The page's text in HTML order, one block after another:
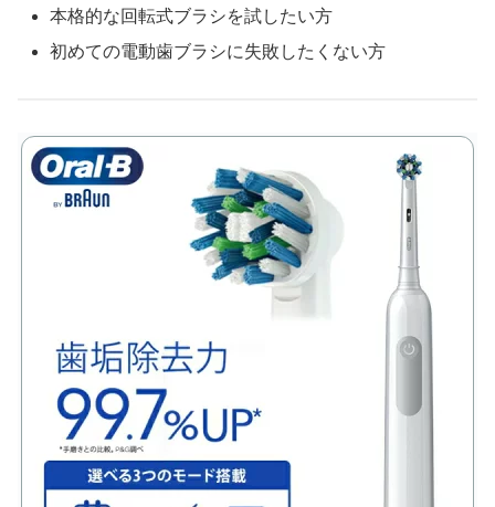
本格的な回転式ブラシを試したい方
初めての電動歯ブラシに失敗したくない方